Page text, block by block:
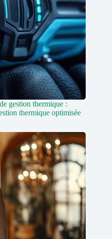
gestion thermique :
thermique optimisée